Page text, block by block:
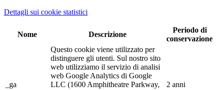
Dettagli sui cookie statistici
Nome Descrizione
Periodo di
conservazione
_ga
Questo cookie viene utilizzato per
distinguere gli utenti. Sul nostro sito
web utilizziamo il servizio di analisi
web Google Analytics di Google
LLC (1600 Amphitheatre Parkway,
2 anni